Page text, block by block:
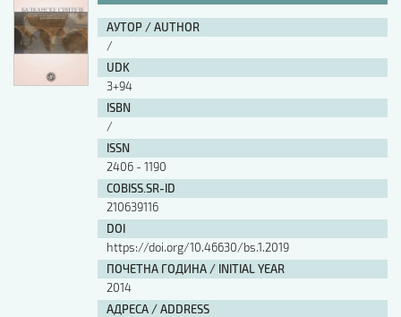
АУТОР / AUTHOR
/
UDK
3+94
ISBN
/
ISSN
2406 - 1190
COBISS.SR-ID
210639116
DOI
https://doi.org/10.46630/bs.1.2019
ПОЧЕТНА ГОДИНА / INITIAL YEAR
2014
АДРЕСА / ADDRESS